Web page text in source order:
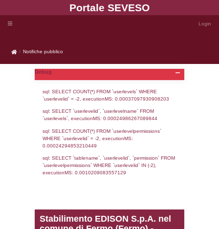
Portale
Notifiche pubblico
Notifiche pubblico
Debug
sql: SELECT COUNT(*) FROM `userlevels`
sql: SELECT `userlevelid`, `userlevelname`
0.00024294853210449